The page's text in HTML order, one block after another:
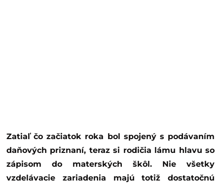
Zatiaľ čo začiatok roka bol spojený s podávaním
daňových priznaní, teraz si rodičia lámu hlavu so
zápisom do materských škôl. Nie všetky
vzdelávacie zariadenia majú totiž dostatočnú